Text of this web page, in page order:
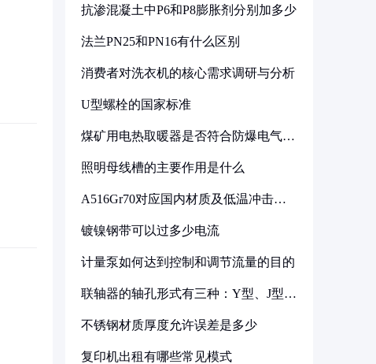
抗渗混凝土中P6和P8膨胀剂分别加多少
法兰PN25和PN16有什么区别
消费者对洗衣机的核心需求调研与分析
U型螺栓的国家标准
煤矿用电热取暖器是否符合防爆电气设
照明母线槽的主要作用是什么
A516Gr70对应国内材质及低温冲击要
镀镍钢带可以过多少电流
计量泵如何达到控制和调节流量的目的
联轴器的轴孔形式有三种：Y型、J型、
不锈钢材质厚度允许误差是多少
复印机出租有哪些常见模式